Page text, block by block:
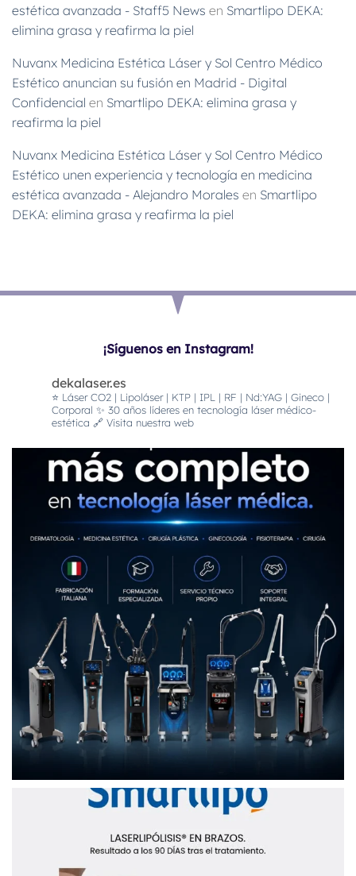
estética avanzada - Staff5 News en Smartlipo DEKA:
elimina grasa y reafirma la piel
Nuvanx Medicina Estética Láser y Sol Centro Médico
Estético anuncian su fusión en Madrid - Digital
Confidencial en Smartlipo DEKA: elimina grasa y
reafirma la piel
Nuvanx Medicina Estética Láser y Sol Centro Médico
Estético unen experiencia y tecnología en medicina
estética avanzada - Alejandro Morales en Smartlipo
DEKA: elimina grasa y reafirma la piel
¡Síguenos en Instagram!
dekalaser.es
⭐️ Láser CO2 | Lipoláser | KTP | IPL | RF | Nd:YAG | Gineco |
Corporal ✨ 30 años líderes en tecnología láser médico-
estética 🔗 Visita nuestra web